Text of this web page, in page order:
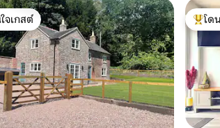
จเกสต์
จเกสต์
โดนใ
โด